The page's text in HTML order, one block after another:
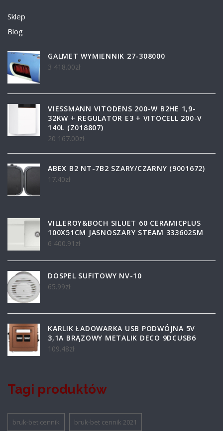
Sklep
Blog
GALMET WYMIENNIK 27-308000
3 418.00zł
VIESSMANN VITODENS 200-W B2HE 1,9-
32KW + REGULATOR E3 + VITOCELL 200-V
140L (Z018807)
20 167.00zł
ABEX B2 NT-7B2 SZARY/CZARNY (9001672)
17.40zł
VILLEROY&BOCH SILUET 60 CERAMICPLUS
100X51CM JASNOSZARY STEAM 333602SM
6 400.91 zł
DOSPEL SUFITOWY NV-10
65.99zł
KARLIK ŁADOWARKA USB PODWÓJNA 5V
3,1A BRĄZOWY METALIK DECO 9DCUSB6
109.48zł
Tagi produktów
bruk-bet cennik bruk-bet cennik 2021